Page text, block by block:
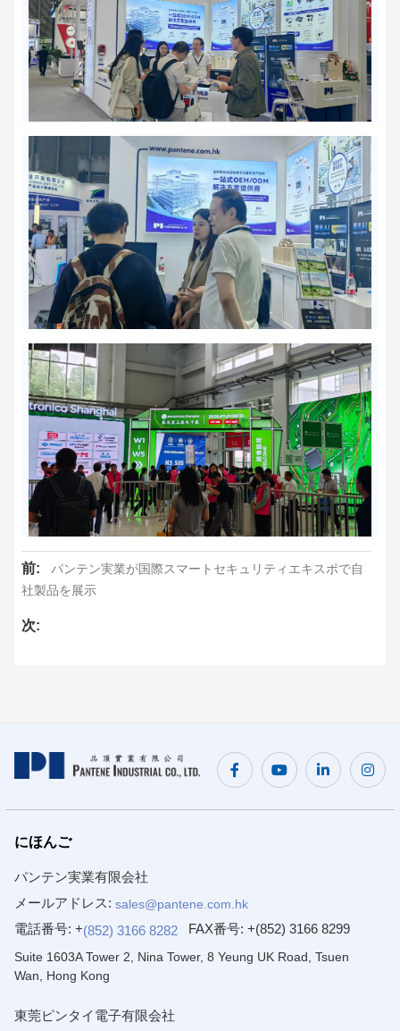
前:
パンテン実業が国際スマートセキュリティエキスポで自
社製品を展示
次:
にほんご
パンテン実業有限会社
メールアドレス: sales@pantene.com.hk
電話番号: +(852) 3166 8282 FAX番号: +(852) 3166 8299
Suite 1603A Tower 2, Nina Tower, 8 Yeung UK Road, Tsuen
Wan, Hong Kong
東莞ピンタイ電子有限会社